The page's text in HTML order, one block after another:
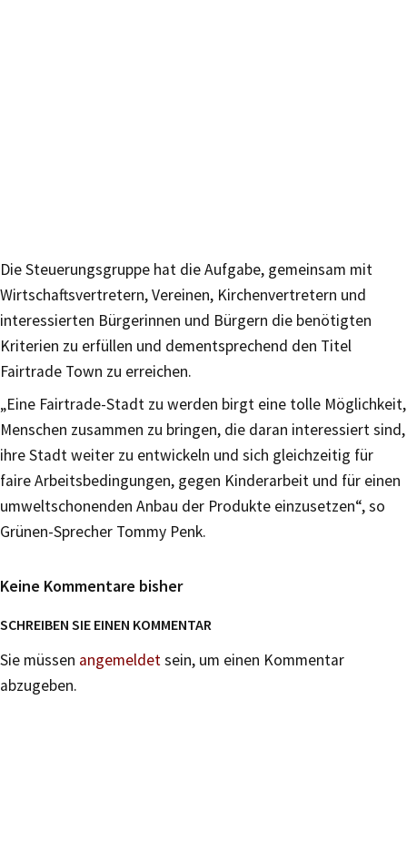
Die Steuerungsgruppe hat die Aufgabe, gemeinsam mit
Wirtschaftsvertretern, Vereinen, Kirchenvertretern und
interessierten Bürgerinnen und Bürgern die benötigten
Kriterien zu erfüllen und dementsprechend den Titel
Fairtrade Town zu erreichen.
„Eine Fairtrade-Stadt zu werden birgt eine tolle Möglichkeit,
Menschen zusammen zu bringen, die daran interessiert sind,
ihre Stadt weiter zu entwickeln und sich gleichzeitig für
faire Arbeitsbedingungen, gegen Kinderarbeit und für einen
umweltschonenden Anbau der Produkte einzusetzen“, so
Grünen-Sprecher Tommy Penk.
Keine Kommentare bisher
SCHREIBEN SIE EINEN KOMMENTAR
Sie müssen angemeldetsein, um einen Kommentar
abzugeben.